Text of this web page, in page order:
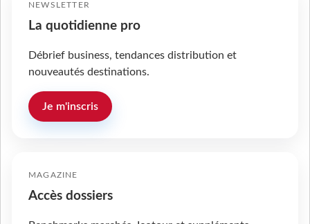
NEWSLETTER
La quotidienne pro
Débrief business, tendances distribution et
nouveautés destinations.
Je m'inscris
MAGAZINE
Accès dossiers